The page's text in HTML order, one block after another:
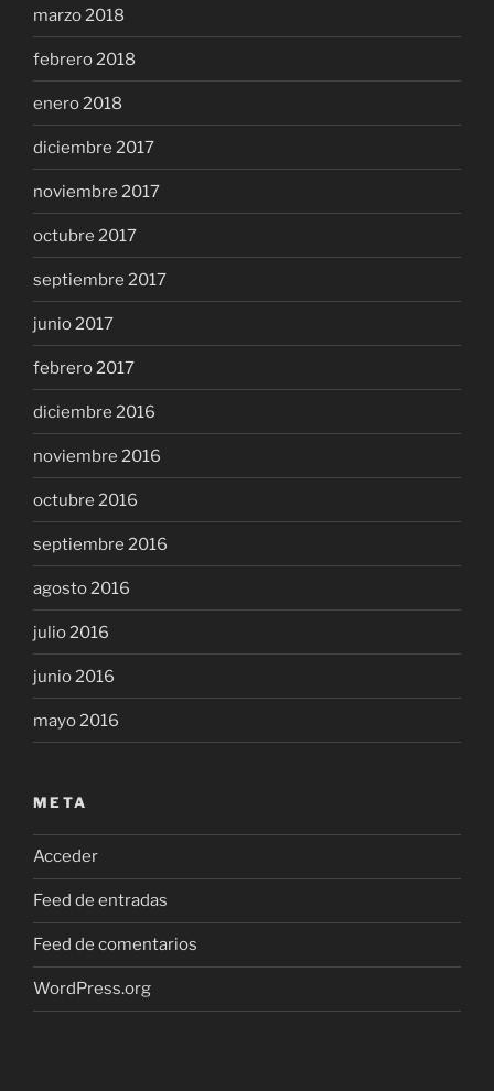
marzo 2018
febrero 2018
enero 2018
diciembre 2017
noviembre 2017
octubre 2017
septiembre 2017
junio 2017
febrero 2017
diciembre 2016
noviembre 2016
octubre 2016
septiembre 2016
agosto 2016
julio 2016
junio 2016
mayo 2016
META
Acceder
Feed de entradas
Feed de comentarios
WordPress.org